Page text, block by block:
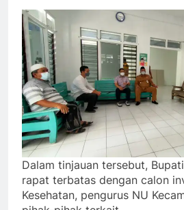
Dalam tinjauan tersebut,
rapat terbatas dengan calon
Kesehatan, pengurus NU